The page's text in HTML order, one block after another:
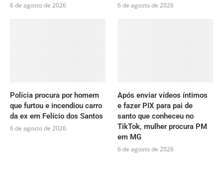
6 de agosto de 2026 6 de agosto de 2026
Polícia procura por homem
que furtou e incendiou carro
da ex em Felício dos Santos
6 de agosto de 2026
Após enviar vídeos íntimos
e fazer PIX para pai de
santo que conheceu no
TikTok, mulher procura PM
em MG
6 de agosto de 2026